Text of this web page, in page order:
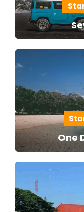
One